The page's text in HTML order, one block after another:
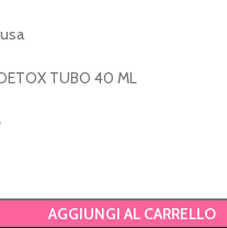
TUBO 40 ML
AGGIUNGI AL CARRELLO